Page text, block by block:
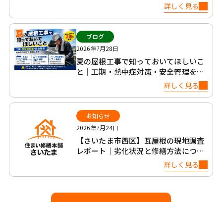
詳しく見る
ブログ
2026年7月28日
夏の屋根工事で知っておいてほしいこ
と｜工期・熱中症対策・安全管理を正
詳しく見る
お知らせ
2026年7月24日
【さいたま市西区】瓦屋根の現地調査
レポート｜劣化状況と修繕方法につい
詳しく見る